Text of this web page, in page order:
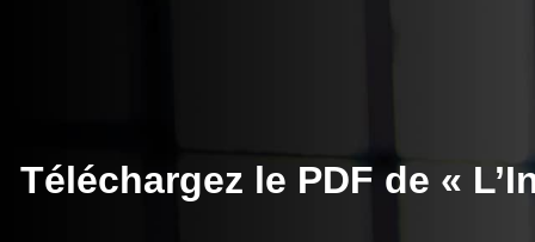
Téléchargez le PDF de «